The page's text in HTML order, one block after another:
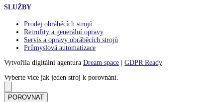
SLUŽBY
Prodej obráběcích strojů
Retrofity a generální opravy
Servis a opravy obráběcích strojů
Průmyslová automatizace
Vytvořila digitální agentura Dream space
GDPR Ready
Vyberte více jak jeden stroj k porovnání.
POROVNAT